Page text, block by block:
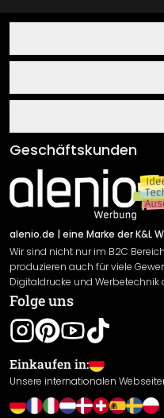
Über uns
Klebe- und
Newsletter An-/
Sendungsverfolgung
AGB
Impressum
Versand & Zahlung
Rücksendung
Widerrufsrecht
Datenschutzerklärung
Gewährleistung
Leistungserklärung / CE-
Cookie Einstellungen
Geschäftskunden
alenio.de | eine Marke der K&L
Wir sind nicht nur im B2C
produzieren auch für viele
Digitaldrucke und Werbetechnik
Folge uns
Einkaufen in:
Unsere internationalen